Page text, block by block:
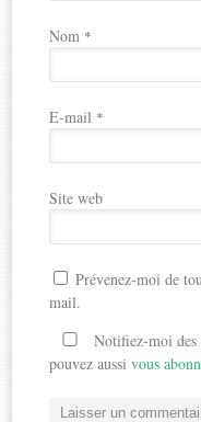
Nom *
E-mail *
Site web
Prévenez-moi de
mail.
Notifiez-moi des
pouvez aussivous